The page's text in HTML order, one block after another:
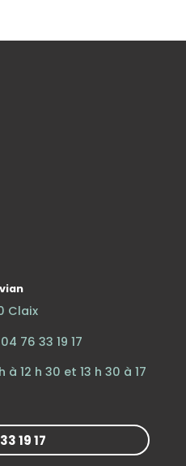
Claix
04 76 33 19 17
12 h 30 et 13 h 30 à 17
19 17